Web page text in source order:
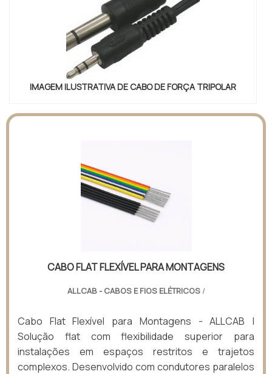
IMAGEM ILUSTRATIVA DE CABO DE FORÇA TRIPOLAR
CABO FLAT FLEXÍVEL PARA MONTAGENS
ALLCAB - CABOS E FIOS ELÉTRICOS/
Cabo Flat Flexível para Montagens - ALLCAB |
Solução flat com flexibilidade superior para
instalações em espaços restritos e trajetos
complexos. Desenvolvido com condutores paralelos